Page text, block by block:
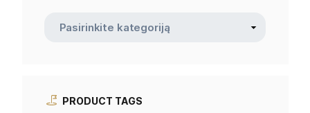
PRODUCT TAGS